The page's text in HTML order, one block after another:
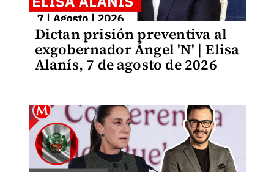
Dictan prisión preventiva al
exgobernador Ángel 'N' | Elisa
Alanís, 7 de agosto de 2026